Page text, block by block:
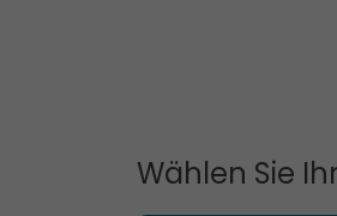
Wählen Sie